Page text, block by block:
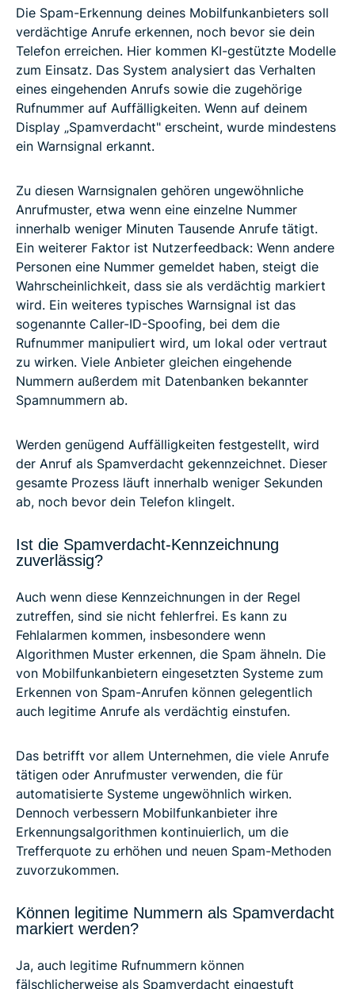
Die Spam-Erkennung deines Mobilfunkanbieters soll
verdächtige Anrufe erkennen, noch bevor sie dein
Telefon erreichen. Hier kommen KI-gestützte Modelle
zum Einsatz. Das System analysiert das Verhalten
eines eingehenden Anrufs sowie die zugehörige
Rufnummer auf Auffälligkeiten. Wenn auf deinem
Display „Spamverdacht" erscheint, wurde mindestens
ein Warnsignal erkannt.
Zu diesen Warnsignalen gehören ungewöhnliche
Anrufmuster, etwa wenn eine einzelne Nummer
innerhalb weniger Minuten Tausende Anrufe tätigt.
Ein weiterer Faktor ist Nutzerfeedback: Wenn andere
Personen eine Nummer gemeldet haben, steigt die
Wahrscheinlichkeit, dass sie als verdächtig markiert
wird. Ein weiteres typisches Warnsignal ist das
sogenannte Caller-ID-Spoofing, bei dem die
Rufnummer manipuliert wird, um lokal oder vertraut
zu wirken. Viele Anbieter gleichen eingehende
Nummern außerdem mit Datenbanken bekannter
Spamnummern ab.
Werden genügend Auffälligkeiten festgestellt, wird
der Anruf als Spamverdacht gekennzeichnet. Dieser
gesamte Prozess läuft innerhalb weniger Sekunden
ab, noch bevor dein Telefon klingelt.
Ist die Spamverdacht-Kennzeichnung
zuverlässig?
Auch wenn diese Kennzeichnungen in der Regel
zutreffen, sind sie nicht fehlerfrei. Es kann zu
Fehlalarmen kommen, insbesondere wenn
Algorithmen Muster erkennen, die Spam ähneln. Die
von Mobilfunkanbietern eingesetzten Systeme zum
Erkennen von Spam-Anrufen können gelegentlich
auch legitime Anrufe als verdächtig einstufen.
Das betrifft vor allem Unternehmen, die viele Anrufe
tätigen oder Anrufmuster verwenden, die für
automatisierte Systeme ungewöhnlich wirken.
Dennoch verbessern Mobilfunkanbieter ihre
Erkennungsalgorithmen kontinuierlich, um die
Trefferquote zu erhöhen und neuen Spam-Methoden
zuvorzukommen.
Können legitime Nummern als Spamverdacht
markiert werden?
Ja, auch legitime Rufnummern können
fälschlicherweise als Spamverdacht eingestuft